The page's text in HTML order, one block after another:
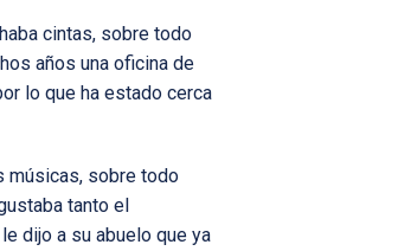
cintas, sobre todo
años una oficina de
lo que ha estado cerca
músicas, sobre todo
tanto el
dijo a su abuelo que ya